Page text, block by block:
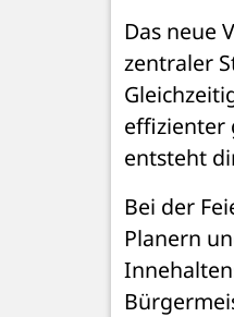
Das neue
zentraler
effizienter
entsteht
Bei der
Planern